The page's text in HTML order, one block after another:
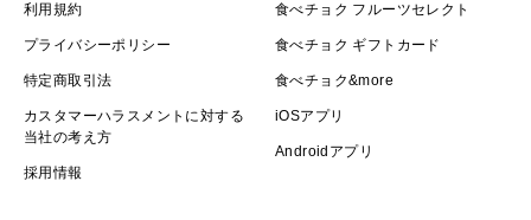
利用規約
プライバシーポリシー
特定商取引法
カスタマーハラスメントに対する
当社の考え方
採用情報
食べチョク フルーツセレクト
食べチョク ギフトカード
食べチョク&more
iOSアプリ
Androidアプリ